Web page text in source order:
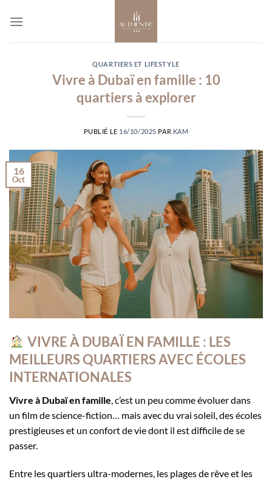
QUARTIERS ET LIFESTYLE
Vivre à Dubaï en famille : 10
quartiers à explorer
PUBLIÉ LE 16/10/2025 PAR KAM
16
Oct
VIVRE À DUBAÏ EN FAMILLE : LES
MEILLEURS QUARTIERS AVEC ÉCOLES
INTERNATIONALES
Vivre à Dubaï en famille, c’est un peu comme évoluer dans
un film de science-fiction… mais avec du vrai soleil, des écoles
prestigieuses et un confort de vie dont il est difficile de se
passer.
Entre les quartiers ultra-modernes, les plages de rêve et les